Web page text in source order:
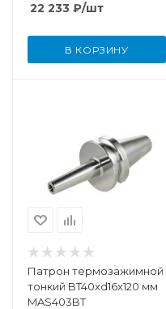
22 233 ₽/шт
В КОРЗИНУ
Патрон термозажимной
тонкий BT40xd16x120 мм
MAS403BT